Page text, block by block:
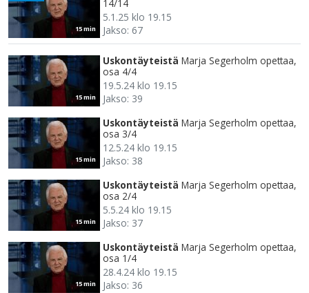
15 min
14/14
5.1.25 klo 19.15
Jakso: 67
15 min
Uskontäyteistä Marja Segerholm opettaa,
osa 4/4
19.5.24 klo 19.15
Jakso: 39
15 min
Uskontäyteistä Marja Segerholm opettaa,
osa 3/4
12.5.24 klo 19.15
Jakso: 38
15 min
Uskontäyteistä Marja Segerholm opettaa,
osa 2/4
5.5.24 klo 19.15
Jakso: 37
15 min
Uskontäyteistä Marja Segerholm opettaa,
osa 1/4
28.4.24 klo 19.15
Jakso: 36